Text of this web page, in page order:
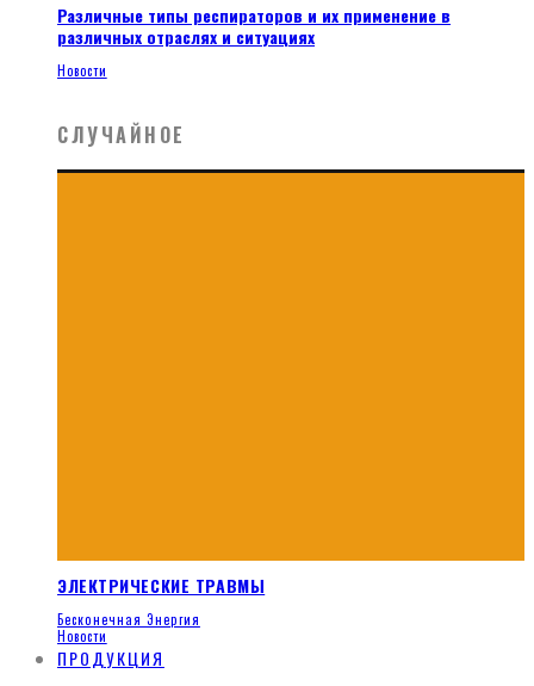
Различные типы респираторов и их применение в
различных отраслях и ситуациях
Новости
СЛУЧАЙНОЕ
ЭЛЕКТРИЧЕСКИЕ ТРАВМЫ
Бесконечная Энергия
Новости
ПРОДУКЦИЯ